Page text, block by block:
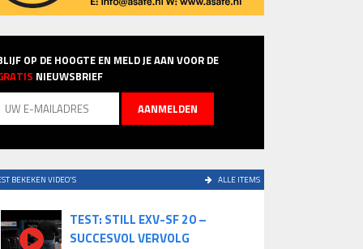
OP DE HOOGTE EN MELD JE AAN VOOR DE
NIEUWSBRIEF
BEKEKEN VIDEO'S ALLE ITEMS
TEST: STILL EXV-SF 20 –
SUCCESVOL VERVOLG